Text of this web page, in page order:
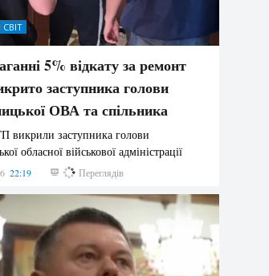
СВІТ
5% відкату за ремонт
заступника голови
ОВА та спільника
викрили заступника голови
обласної військової адміністрації
22:19 837 Переглядів